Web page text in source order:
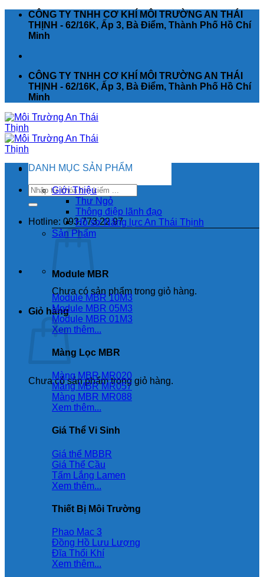
ChuyểnCÔNG TY TNHH CƠ KHÍ MÔI TRƯỜNG AN THÁI
THỊNH - 62/16K, Ấp 3, Bà Điểm, Thành Phố Hồ Chí
Minh
CÔNG TY TNHH CƠ KHÍ MÔI TRƯỜNG AN THÁI
THỊNH - 62/16K, Ấp 3, Bà Điểm, Thành Phố Hồ Chí
Minh
Tìm
kiếm:
Hotline: 093.773.22.97
Chưa có sản phẩm trong giỏ hàng.
Giỏ hàng
Chưa có sản phẩm trong giỏ hàng.
DANH MỤC SẢN PHẨM
Giới Thiệu
Thư Ngỏ
Thông điệp lãnh đạo
Hồ sơ Năng lực An Thái Thịnh
Sản Phẩm
Module MBR
Module MBR 10M3
Module MBR 05M3
Module MBR 01M3
Xem thêm...
Màng Lọc MBR
Màng MBR MR020
Màng MBR MR057
Màng MBR MR088
Xem thêm...
Giá Thể Vi Sinh
Giá thể MBBR
Giá Thể Cầu
Tấm Lắng Lamen
Xem thêm...
Thiết Bị Môi Trường
Phao Mac 3
Đồng Hồ Lưu Lượng
Đĩa Thổi Khí
Xem thêm...